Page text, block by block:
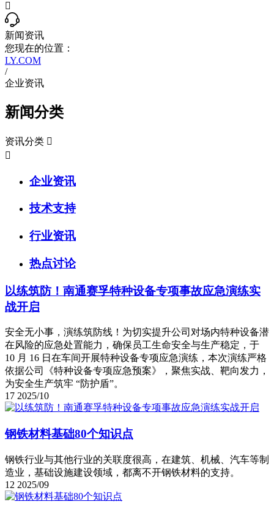

新闻资讯
您现在的位置：
LY.COM
/
企业资讯
新闻分类
资讯分类 

企业资讯
技术支持
行业资讯
热点讨论
以练筑防！南通赛孚特种设备专项事故应急演练实
战开启
安全无小事，演练筑防线！为切实提升公司对场内特种设备潜
在风险的应急处置能力，确保员工生命安全与生产稳定，于
10 月 16 日在车间开展特种设备专项应急演练，本次演练严格
依据公司《特种设备专项应急预案》，聚焦实战、靶向发力，
为安全生产筑牢 “防护盾”。​
17 2025/10
钢铁材料基础80个知识点
钢铁行业与其他行业的关联度很高，在建筑、机械、汽车等制
造业，基础设施建设领域，都离不开钢铁材料的支持。
12 2025/09